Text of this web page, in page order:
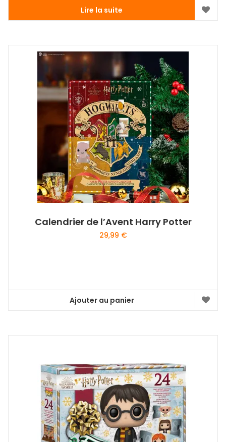
Lire la suite
Calendrier de l’Avent Harry Potter
29,99 €
Ajouter au panier